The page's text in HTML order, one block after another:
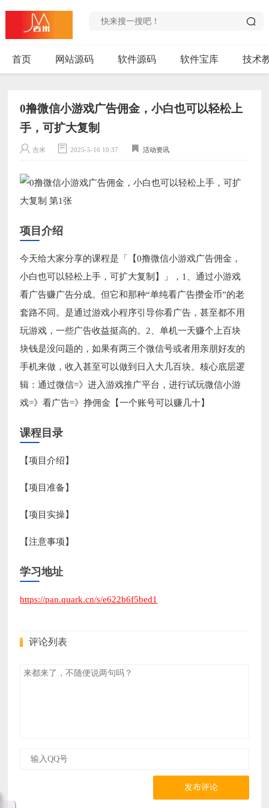
首页 网站源码 软件源码 软件宝库 技术
0撸微信小游戏广告佣金，小白也可以轻松上
手，可扩大复制
吉米 2025-5-16 10:37 活动资讯
项目介绍
今天给大家分享的课程是「【0撸微信小游戏广告佣金，
小白也可以轻松上手，可扩大复制】」，1、通过小游戏
看广告赚广告分成。但它和那种“单纯看广告攒金币”的老
套路不同。是通过游戏小程序引导你看广告，甚至都不用
玩游戏，一些广告收益挺高的。2、单机一天赚个上百块
块钱是没问题的，如果有两三个微信号或者用亲朋好友的
手机来做，收入甚至可以做到日入大几百块。核心底层逻
辑：通过微信=》进入游戏推广平台，进行试玩微信小游
戏=》看广告=》挣佣金【一个账号可以赚几十】
课程目录
【项目介绍】
【项目准备】
【项目实操】
【注意事项】
学习地址
https://pan.quark.cn/s/e622b6f5bed1
评论列表
发布评论